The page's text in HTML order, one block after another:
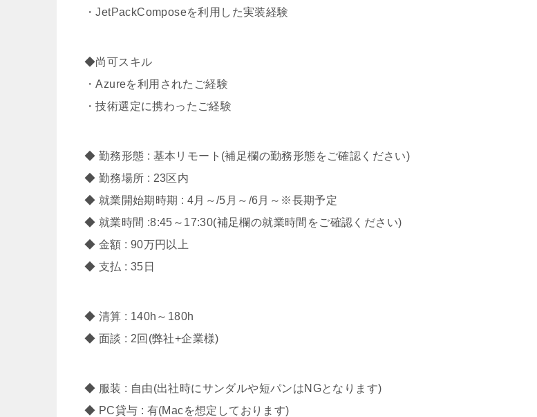
・JetPackComposeを利用した実装経験
◆尚可スキル
・Azureを利用されたご経験
・技術選定に携わったご経験
◆ 勤務形態 : 基本リモート(補足欄の勤務形態をご確認ください)
◆ 勤務場所 : 23区内
◆ 就業開始期時期 : 4月～/5月～/6月～※長期予定
◆ 就業時間 :8:45～17:30(補足欄の就業時間をご確認ください)
◆ 金額 : 90万円以上
◆ 支払 : 35日
◆ 清算 : 140h～180h
◆ 面談 : 2回(弊社+企業様)
◆ 服装 : 自由(出社時にサンダルや短パンはNGとなります)
◆ PC貸与 : 有(Macを想定しております)